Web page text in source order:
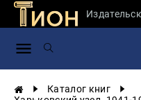
Каталог книг
Занимательная
России